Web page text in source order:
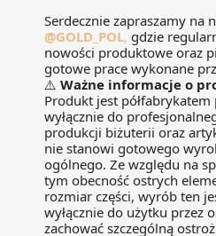
Serdecznie zapraszamy na
@GOLD_POL, gdzie
nowości produktowe oraz
gotowe prace wykonane
⚠️ Ważne informacje o
Produkt jest półfabrykatem
wyłącznie do
produkcji biżuterii oraz
nie stanowi gotowego
ogólnego. Ze względu na
tym obecność ostrych
rozmiar części, wyrób ten
wyłącznie do użytku przez
zachować szczególną